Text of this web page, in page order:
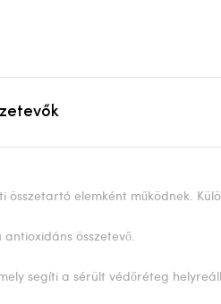
összetartó elemként működnek.
összetevő.
segíti a sérült védőréteg